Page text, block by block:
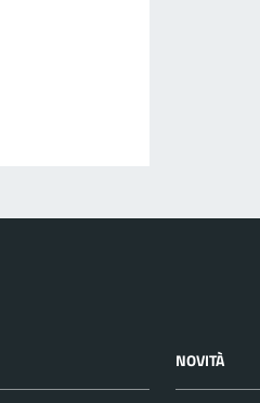
NOVITÀ